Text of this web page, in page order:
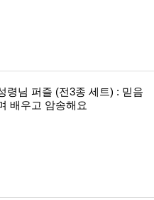
령님 퍼즐 (전3종 세트) : 믿음
배우고 암송해요